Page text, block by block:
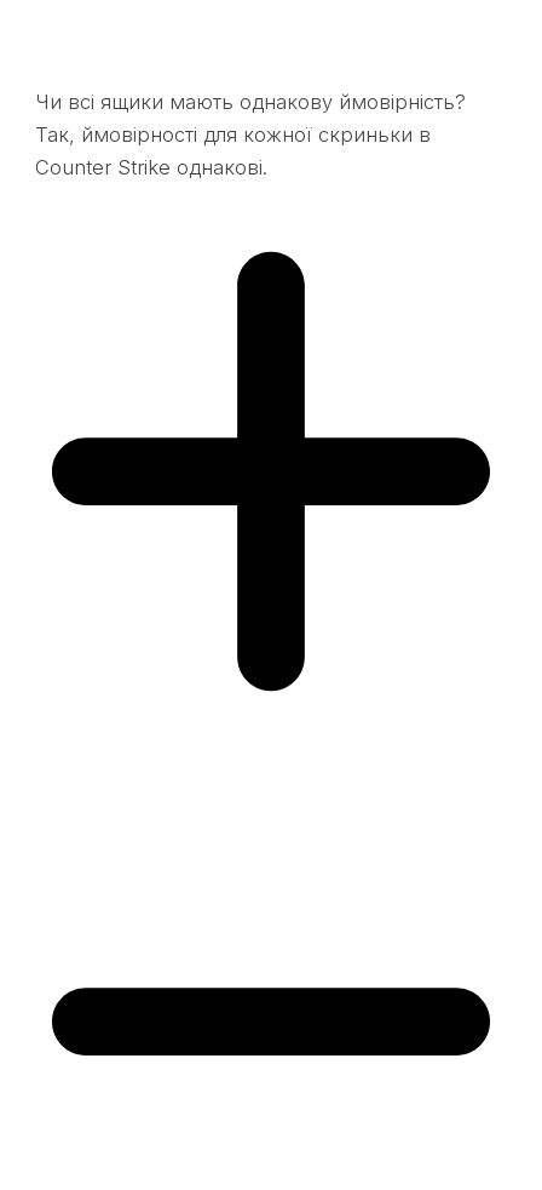
Чи всі ящики мають однакову ймовірність?
Так, ймовірності для кожної скриньки в
Counter Strike однакові.